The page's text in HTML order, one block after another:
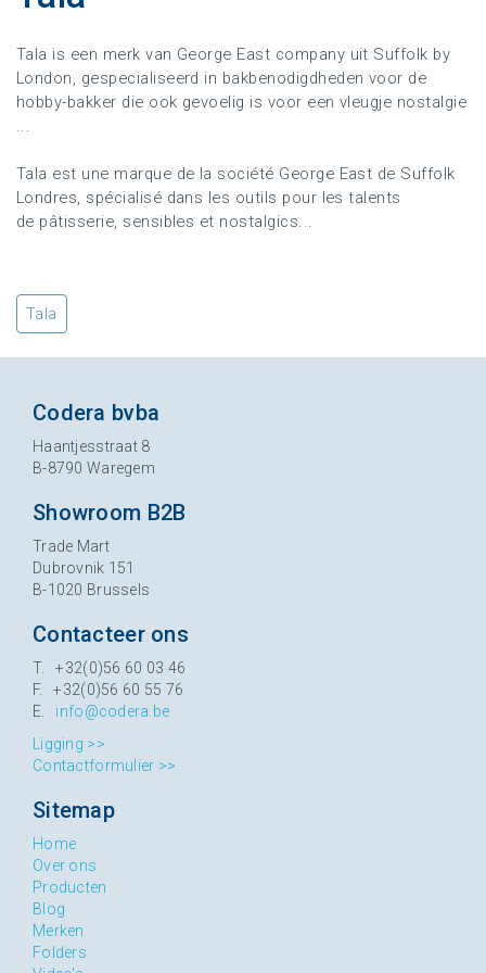
Tala is een merk van George East company uit Suffolk by
London, gespecialiseerd in bakbenodigdheden voor de
hobby-bakker die ook gevoelig is voor een vleugje nostalgie
...
Tala est une marque de la société George East de Suffolk
Londres, spécialisé dans les outils pour les talents
de pâtisserie, sensibles et nostalgics...
Tala
Codera bvba
Haantjesstraat 8
B-8790 Waregem
Showroom B2B
Trade Mart
Dubrovnik 151
B-1020 Brussels
Contacteer ons
T. +32(0)56 60 03 46
F. +32(0)56 60 55 76
E. info@codera.be
Ligging >>
Contactformulier >>
Sitemap
Home
Over ons
Producten
Blog
Merken
Folders